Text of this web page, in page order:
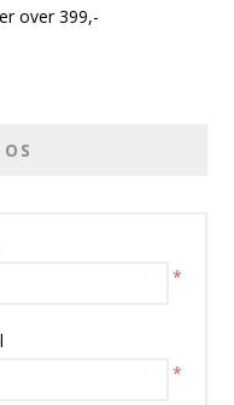
over 399,-
*
*